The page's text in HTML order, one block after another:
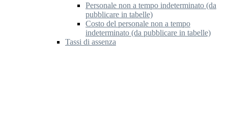
Personale non a tempo indeterminato (da
pubblicare in tabelle)
Costo del personale non a tempo
indeterminato (da pubblicare in tabelle)
Tassi di assenza